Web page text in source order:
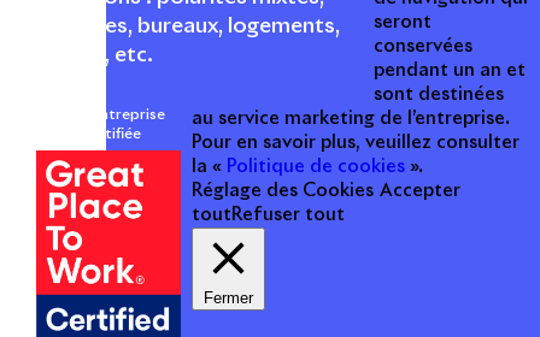
commerces, bureaux, logements,
hôtellerie, etc.
Une entreprise
certifiée
seront
conservées
pendant un an et
sont destinées
au service marketing de l’entreprise.
Pour en savoir plus, veuillez consulter
la « Politique de cookies ».
Réglage des Cookies Accepter
tout Refuser tout
Fermer